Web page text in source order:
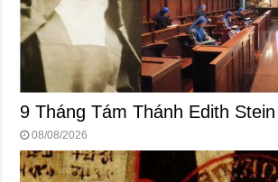
9 Tháng Tám Thánh Edith Stein
08/08/2026